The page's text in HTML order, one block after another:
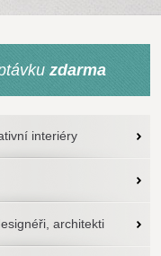
zdarma
interiéry
architekti